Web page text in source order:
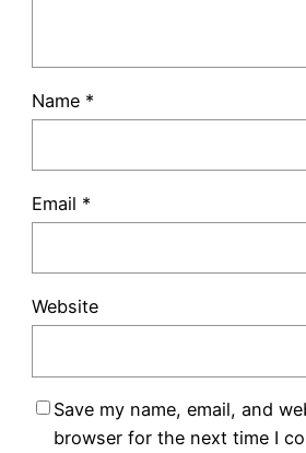
Name *
Email *
Website
Save my name, email, and
browser for the next time I